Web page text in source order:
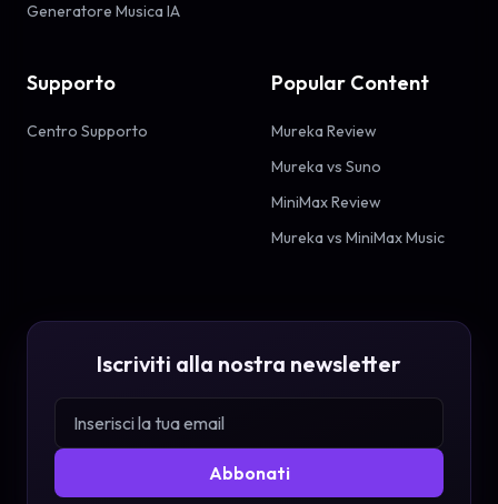
Generatore Musica IA
Supporto
Centro Supporto
Popular Content
Mureka Review
Mureka vs Suno
MiniMax Review
Mureka vs MiniMax Music
Iscriviti alla nostra newsletter
Abbonati